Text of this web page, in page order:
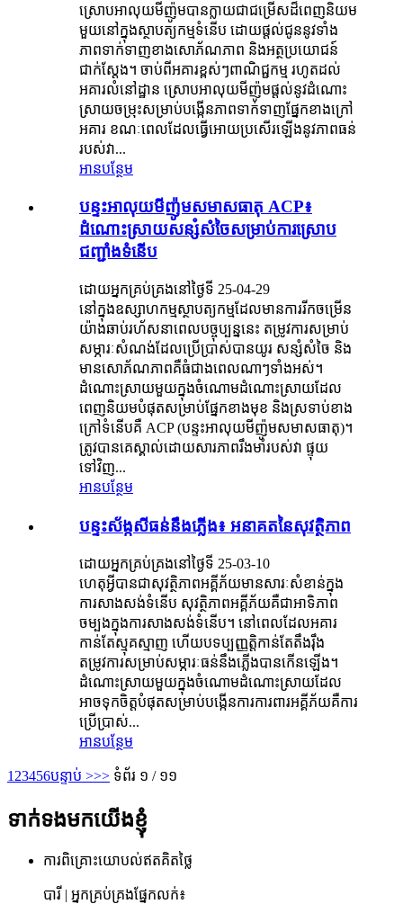
ស្រោបអាលុយមីញ៉ូមបានក្លាយជាជម្រើសដ៏ពេញនិយម
មួយនៅក្នុងស្ថាបត្យកម្មទំនើប ដោយផ្តល់ជូននូវទាំង
ភាពទាក់ទាញខាងសោភ័ណភាព និងអត្ថប្រយោជន៍
ជាក់ស្តែង។ ចាប់ពីអគារខ្ពស់ៗពាណិជ្ជកម្ម រហូតដល់
អគារលំនៅដ្ឋាន ស្រោបអាលុយមីញ៉ូមផ្តល់នូវដំណោះ
ស្រាយចម្រុះសម្រាប់បង្កើនភាពទាក់ទាញផ្នែកខាងក្រៅ
អគារ ខណៈពេលដែលធ្វើអោយប្រសើរឡើងនូវភាពធន់
របស់វា...
អានបន្ថែម
បន្ទះអាលុយមីញ៉ូមសមាសធាតុ ACP៖
ដំណោះស្រាយសន្សំសំចៃសម្រាប់ការស្រោប
ជញ្ជាំងទំនើប
ដោយអ្នកគ្រប់គ្រងនៅថ្ងៃទី 25-04-29
នៅក្នុងឧស្សាហកម្មស្ថាបត្យកម្មដែលមានការរីកចម្រើន
យ៉ាងឆាប់រហ័សនាពេលបច្ចុប្បន្ននេះ តម្រូវការសម្រាប់
សម្ភារៈសំណង់ដែលប្រើប្រាស់បានយូរ សន្សំសំចៃ និង
មានសោភ័ណភាពគឺធំជាងពេលណាៗទាំងអស់។
ដំណោះស្រាយមួយក្នុងចំណោមដំណោះស្រាយដែល
ពេញនិយមបំផុតសម្រាប់ផ្នែកខាងមុខ និងស្រទាប់ខាង
ក្រៅទំនើបគឺ ACP (បន្ទះអាលុយមីញ៉ូមសមាសធាតុ)។
ត្រូវបានគេស្គាល់ដោយសារភាពរឹងមាំរបស់វា ផ្ទុយ
ទៅវិញ...
អានបន្ថែម
បន្ទះស័ង្កសីធន់នឹងភ្លើង៖ អនាគតនៃសុវត្ថិភាព
ដោយអ្នកគ្រប់គ្រងនៅថ្ងៃទី 25-03-10
ហេតុអ្វីបានជាសុវត្ថិភាពអគ្គីភ័យមានសារៈសំខាន់ក្នុង
ការសាងសង់ទំនើប សុវត្ថិភាពអគ្គីភ័យគឺជាអាទិភាព
ចម្បងក្នុងការសាងសង់ទំនើប។ នៅពេលដែលអគារ
កាន់តែស្មុគស្មាញ ហើយបទប្បញ្ញត្តិកាន់តែតឹងរ៉ឹង
តម្រូវការសម្រាប់សម្ភារៈធន់នឹងភ្លើងបានកើនឡើង។
ដំណោះស្រាយមួយក្នុងចំណោមដំណោះស្រាយដែល
អាចទុកចិត្តបំផុតសម្រាប់បង្កើនការការពារអគ្គីភ័យគឺការ
ប្រើប្រាស់...
អានបន្ថែម
1 23456បន្ទាប់ >>> ទំព័រ ១ / ១១
ទាក់ទងមកយើងខ្ញុំ
ការពិគ្រោះយោបល់ឥតគិតថ្លៃ
បារី | អ្នកគ្រប់គ្រងផ្នែកលក់៖